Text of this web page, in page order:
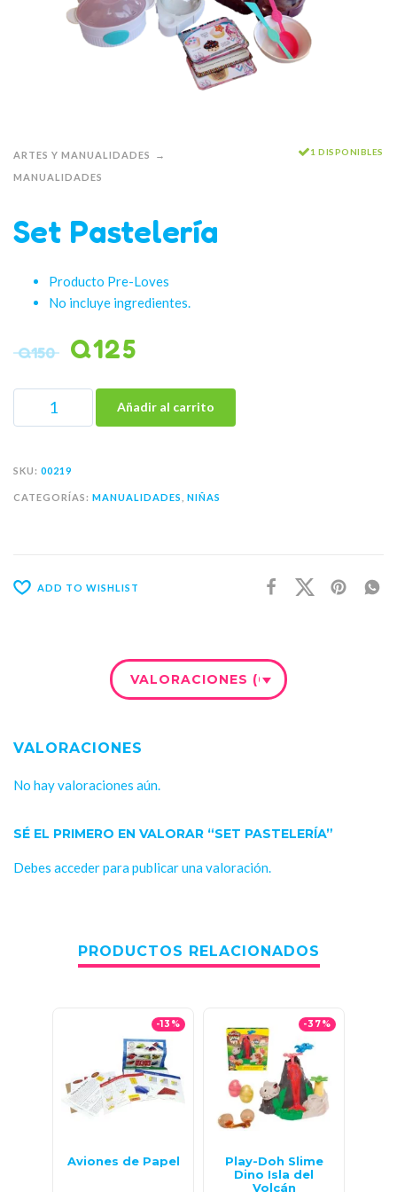
ARTES Y MANUALIDADES
MANUALIDADES
1 DISPONIBLES
Set Pastelería
Producto Pre-Loves
No incluye ingredientes.
Q150 Q125
Añadir al carrito
SKU: 00219
CATEGORÍAS: MANUALIDADES NIÑAS
ADD TO WISHLIST
VALORACIONES (0)
VALORACIONES
No hay valoraciones aún.
SÉ EL PRIMERO EN VALORAR “SET PASTELERÍA”
Debes accederpara publicar una valoración.
PRODUCTOS RELACIONADOS
-13%
Aviones de Papel
-37%
Play-Doh Slime
Dino Isla del
Volcán